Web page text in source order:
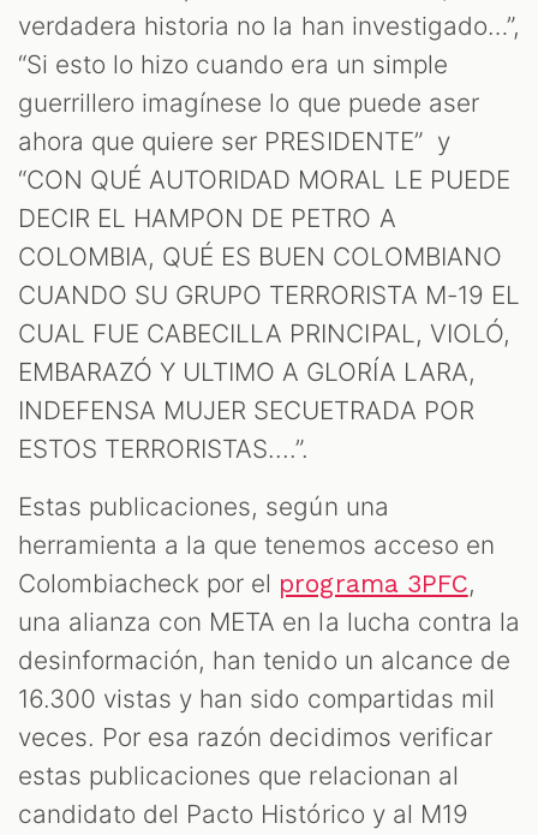
verdadera historia no la han investigado…”,
“Si esto lo hizo cuando era un simple
guerrillero imagínese lo que puede aser
ahora que quiere ser PRESIDENTE” y
“CON QUÉ AUTORIDAD MORAL LE PUEDE
DECIR EL HAMPON DE PETRO A
COLOMBIA, QUÉ ES BUEN COLOMBIANO
CUANDO SU GRUPO TERRORISTA M-19 EL
CUAL FUE CABECILLA PRINCIPAL, VIOLÓ,
EMBARAZÓ Y ULTIMO A GLORÍA LARA,
INDEFENSA MUJER SECUETRADA POR
ESTOS TERRORISTAS....”.
Estas publicaciones, según una
herramienta a la que tenemos acceso en
Colombiacheck por el programa 3PFC,
una alianza con META en la lucha contra la
desinformación, han tenido un alcance de
16.300 vistas y han sido compartidas mil
veces. Por esa razón decidimos verificar
estas publicaciones que relacionan al
candidato del Pacto Histórico y al M19